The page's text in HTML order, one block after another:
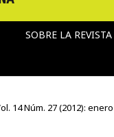
SOBRE LA REVISTA
14 Núm. 27 (2012):